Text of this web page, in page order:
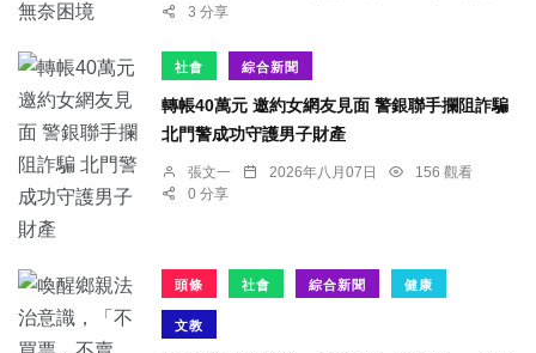
3 分享
社會 綜合新聞
轉帳40萬元 邀約女網友見面 警銀聯手攔阻詐騙
北門警成功守護男子財產
張文一 2026年八月07日
156 觀看
0 分享
頭條 社會 綜合新聞 健康
文教